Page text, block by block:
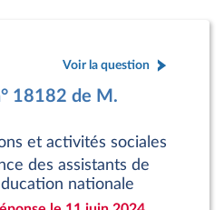
Voir la question
18182 de M.
et activités sociales
des assistants de
nationale